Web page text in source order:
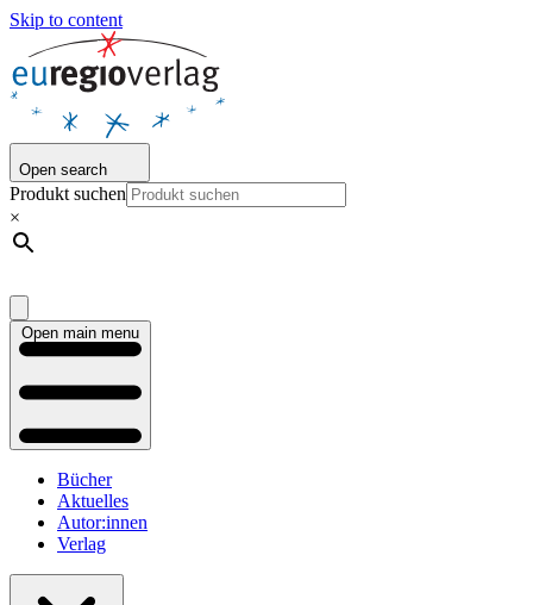
Skip to content
Open search
Produkt suchen
×
Open main menu
Bücher
Aktuelles
Autor:innen
Verlag